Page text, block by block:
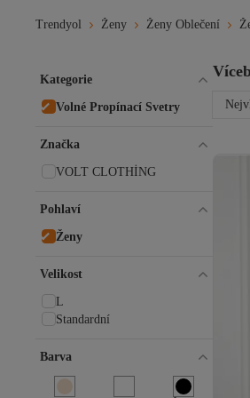
Trendyol Ženy Ženy Oblečení
Kategorie
Volné Propínací Svetry
Značka
VOLT CLOTHİNG
Pohlaví
Ženy
Velikost
L
Standardní
Barva